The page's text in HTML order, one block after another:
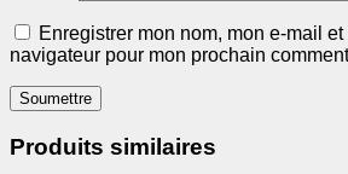
Enregistrer mon nom, mon e-mail
navigateur pour mon prochain
Produits similaires